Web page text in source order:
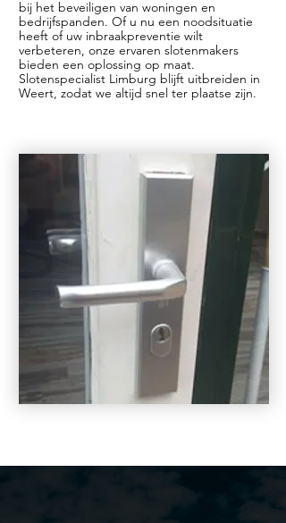
bij het beveiligen van woningen en
bedrijfspanden. Of u nu een noodsituatie
heeft of uw inbraakpreventie wilt
verbeteren, onze ervaren slotenmakers
bieden een oplossing op maat.
Slotenspecialist Limburg blijft uitbreiden in
Weert, zodat we altijd snel ter plaatse zijn.